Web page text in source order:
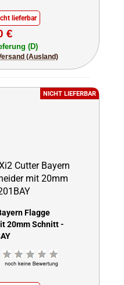
lieferbar
€
(D)
(Ausland)
NICHT LIEFERBAR
Flagge
20mm Schnitt -